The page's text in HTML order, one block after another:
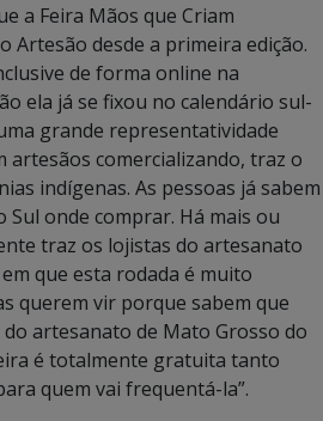
a Feira Mãos que Criam
Artesão desde a primeira edição.
de forma online na
ela já se fixou no calendário sul-
grande representatividade
artesãos comercializando, traz o
indígenas. As pessoas já sabem
Sul onde comprar. Há mais ou
traz os lojistas do artesanato
que esta rodada é muito
querem vir porque sabem que
artesanato de Mato Grosso do
é totalmente gratuita tanto
quem vai frequentá-la”.